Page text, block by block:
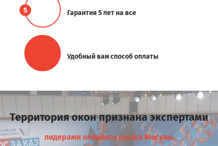
5 Гарантия 5 лет на все
Удобный вам способ оплаты
Территория окон признана экспертами
лидерами оконного рынка Москвы